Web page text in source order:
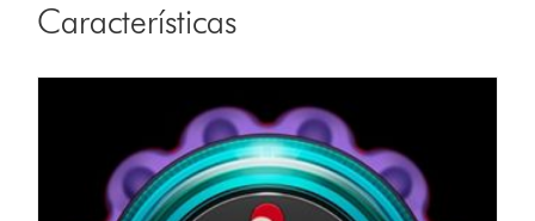
Características